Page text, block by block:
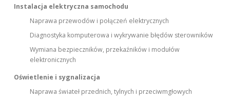
Instalacja elektryczna samochodu
Naprawa przewodów i połączeń elektrycznych
Diagnostyka komputerowa i wykrywanie błędów sterowników
Wymiana bezpieczników, przekaźników i modułów
elektronicznych
Oświetlenie i sygnalizacja
Naprawa świateł przednich, tylnych i przeciwmgłowych